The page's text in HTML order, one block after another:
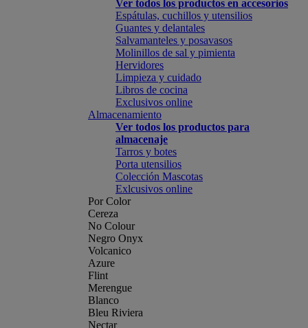
Ver todos los productos en accesorios
Espátulas, cuchillos y utensilios
Guantes y delantales
Salvamanteles y posavasos
Molinillos de sal y pimienta
Hervidores
Limpieza y cuidado
Libros de cocina
Exclusivos online
Almacenamiento
Ver todos los productos para
almacenaje
Tarros y botes
Porta utensilios
Colección Mascotas
Exlcusivos online
Por Color
Cereza
No Colour
Negro Onyx
Volcanico
Azure
Flint
Merengue
Blanco
Bleu Riviera
Nectar